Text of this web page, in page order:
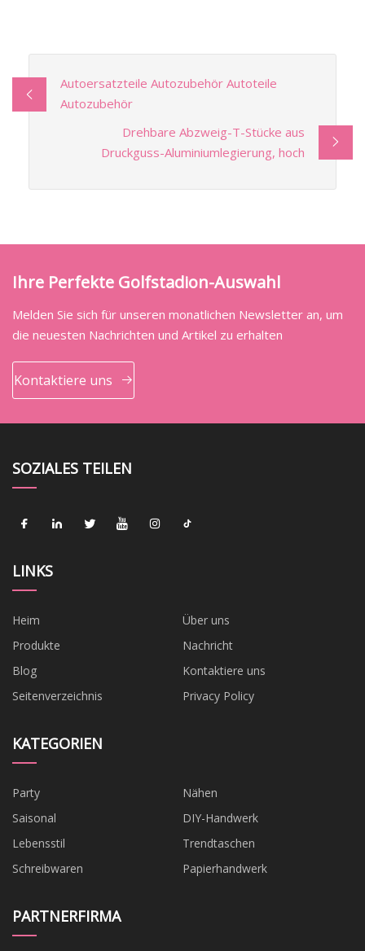
Autoersatzteile Autozubehör Autoteile
Autozubehör
Drehbare Abzweig-T-Stücke aus
Druckguss-Aluminiumlegierung, hoch
Ihre Perfekte Golfstadion-Auswahl
Melden Sie sich für unseren monatlichen Newsletter an, um
die neuesten Nachrichten und Artikel zu erhalten
Kontaktiere uns
SOZIALES TEILEN
LINKS
Heim
Über uns
Produkte
Nachricht
Blog
Kontaktiere uns
Seitenverzeichnis
Privacy Policy
KATEGORIEN
Party
Nähen
Saisonal
DIY-Handwerk
Lebensstil
Trendtaschen
Schreibwaren
Papierhandwerk
PARTNERFIRMA